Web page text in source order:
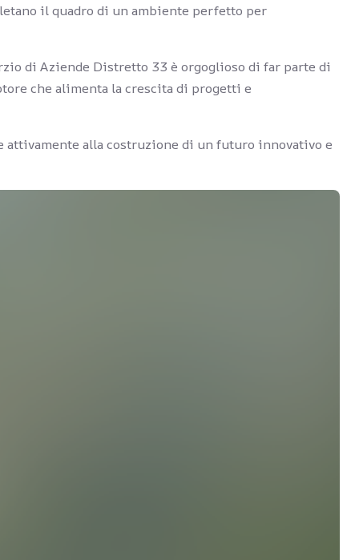
il quadro di un ambiente perfetto per
di Aziende Distretto 33 è orgoglioso di far parte di
che alimenta la crescita di progetti e
alla costruzione di un futuro innovativo e